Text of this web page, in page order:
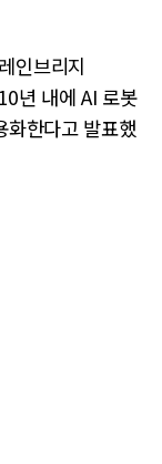
인브리지
년 내에 AI 로봇
화한다고 발표했